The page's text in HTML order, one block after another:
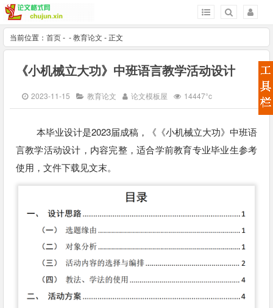
当前位置： 首页- -教育论文 - 正文
《小机械立大功》中班语言教学活动设计
2023-11-15 教育论文 论文模板屋 14447°c
本毕业设计是2023届成稿，《《小机械立大功》中班语
言教学活动设计，内容完整，适合学前教育专业毕业生参考
使用，文件下载见文末。